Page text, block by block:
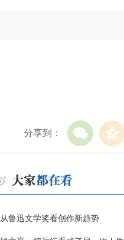
分享到：
从鲁迅文学奖看创作新趋势